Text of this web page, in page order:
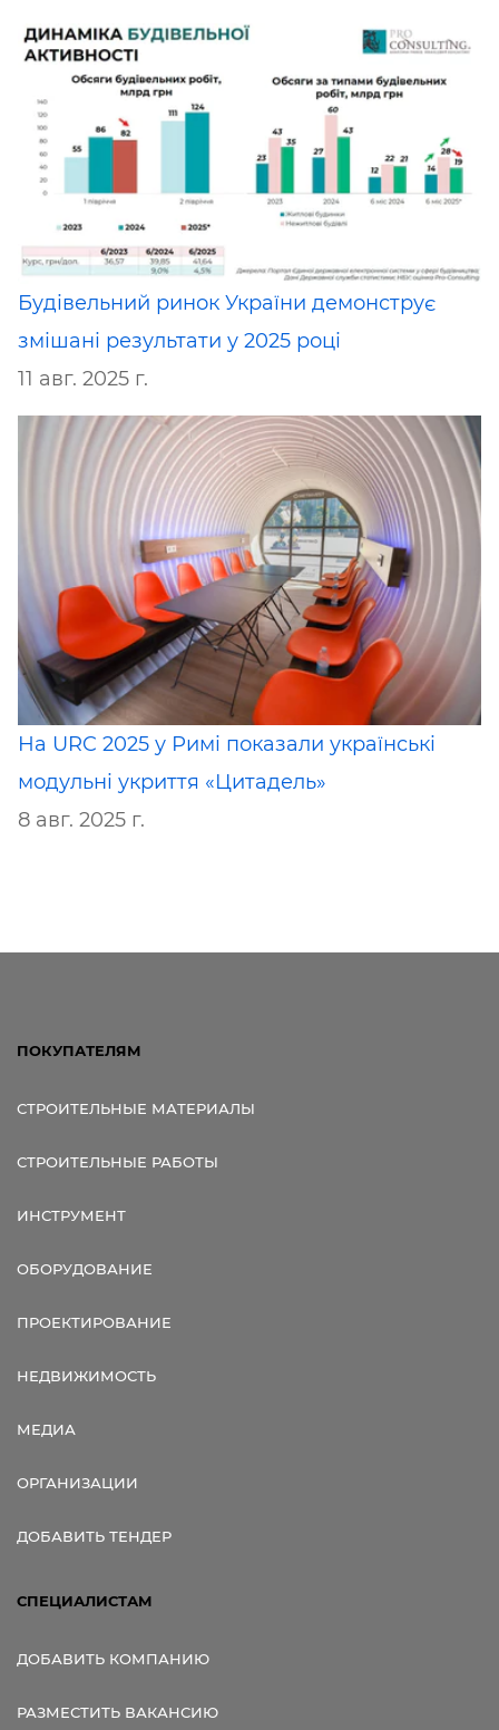
Будівельний ринок України демонструє
змішані результати у 2025 році
11 авг. 2025 г.
На URC 2025 у Римі показали українські
модульні укриття «Цитадель»
8 авг. 2025 г.
ПОКУПАТЕЛЯМ
СТРОИТЕЛЬНЫЕ МАТЕРИАЛЫ
СТРОИТЕЛЬНЫЕ РАБОТЫ
ИНСТРУМЕНТ
ОБОРУДОВАНИЕ
ПРОЕКТИРОВАНИЕ
НЕДВИЖИМОСТЬ
МЕДИА
ОРГАНИЗАЦИИ
ДОБАВИТЬ ТЕНДЕР
СПЕЦИАЛИСТАМ
ДОБАВИТЬ КОМПАНИЮ
РАЗМЕСТИТЬ ВАКАНСИЮ